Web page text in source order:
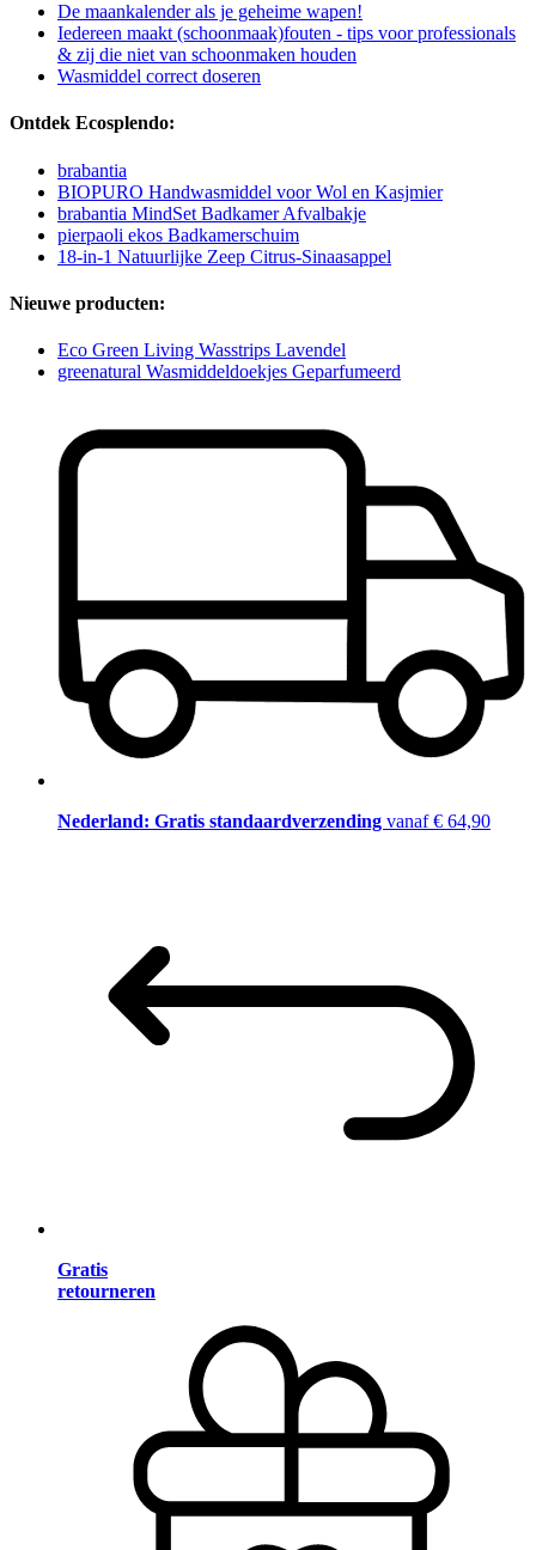
De maankalender als je geheime wapen!
Iedereen maakt (schoonmaak)fouten - tips voor professionals
& zij die niet van schoonmaken houden
Wasmiddel correct doseren
Ontdek Ecosplendo:
brabantia
BIOPURO Handwasmiddel voor Wol en Kasjmier
brabantia MindSet Badkamer Afvalbakje
pierpaoli ekos Badkamerschuim
18-in-1 Natuurlijke Zeep Citrus-Sinaasappel
Nieuwe producten:
Eco Green Living Wasstrips Lavendel
greenatural Wasmiddeldoekjes Geparfumeerd
Nederland: Gratis standaardverzending vanaf € 64,90
Gratis
retourneren